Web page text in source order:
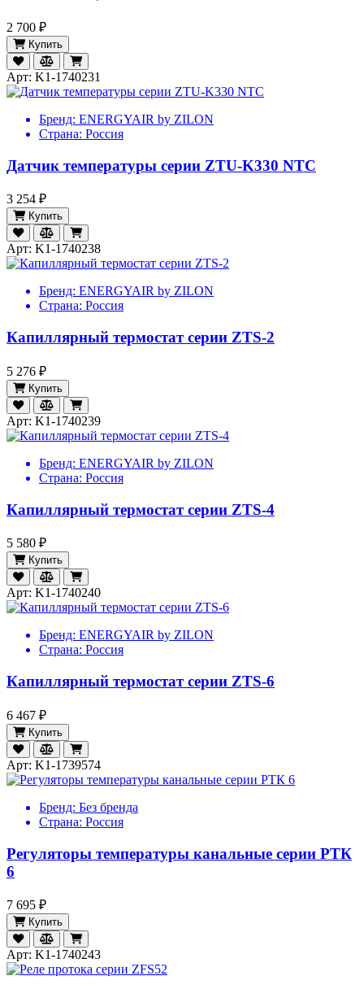
2 700 ₽
Купить
Арт: K1-1740231
Бренд: ENERGYAIR by ZILON
Страна: Россия
Датчик температуры серии ZTU-K330 NTC
3 254 ₽
Купить
Арт: K1-1740238
Бренд: ENERGYAIR by ZILON
Страна: Россия
Капиллярный термостат серии ZTS-2
5 276 ₽
Купить
Арт: K1-1740239
Бренд: ENERGYAIR by ZILON
Страна: Россия
Капиллярный термостат серии ZTS-4
5 580 ₽
Купить
Арт: K1-1740240
Бренд: ENERGYAIR by ZILON
Страна: Россия
Капиллярный термостат серии ZTS-6
6 467 ₽
Купить
Арт: K1-1739574
Бренд: Без бренда
Страна: Россия
Регуляторы температуры канальные серии РТК
6
7 695 ₽
Купить
Арт: K1-1740243